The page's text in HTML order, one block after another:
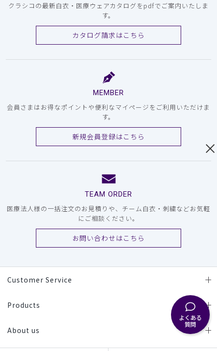
よくある
質問
クラシコの最新白衣・医療ウェアカタログをpdfでご案内いたしま
す。
カタログ請求はこちら
MEMBER
会員さまはお得なポイントや便利なマイページをご利用いただけま
す。
新規会員登録はこちら
TEAM ORDER
医療法人様の一括注文のお見積りや、チーム白衣・刺繍などお気軽
にご相談ください。
お問い合わせはこちら
Customer Service
Products
About us